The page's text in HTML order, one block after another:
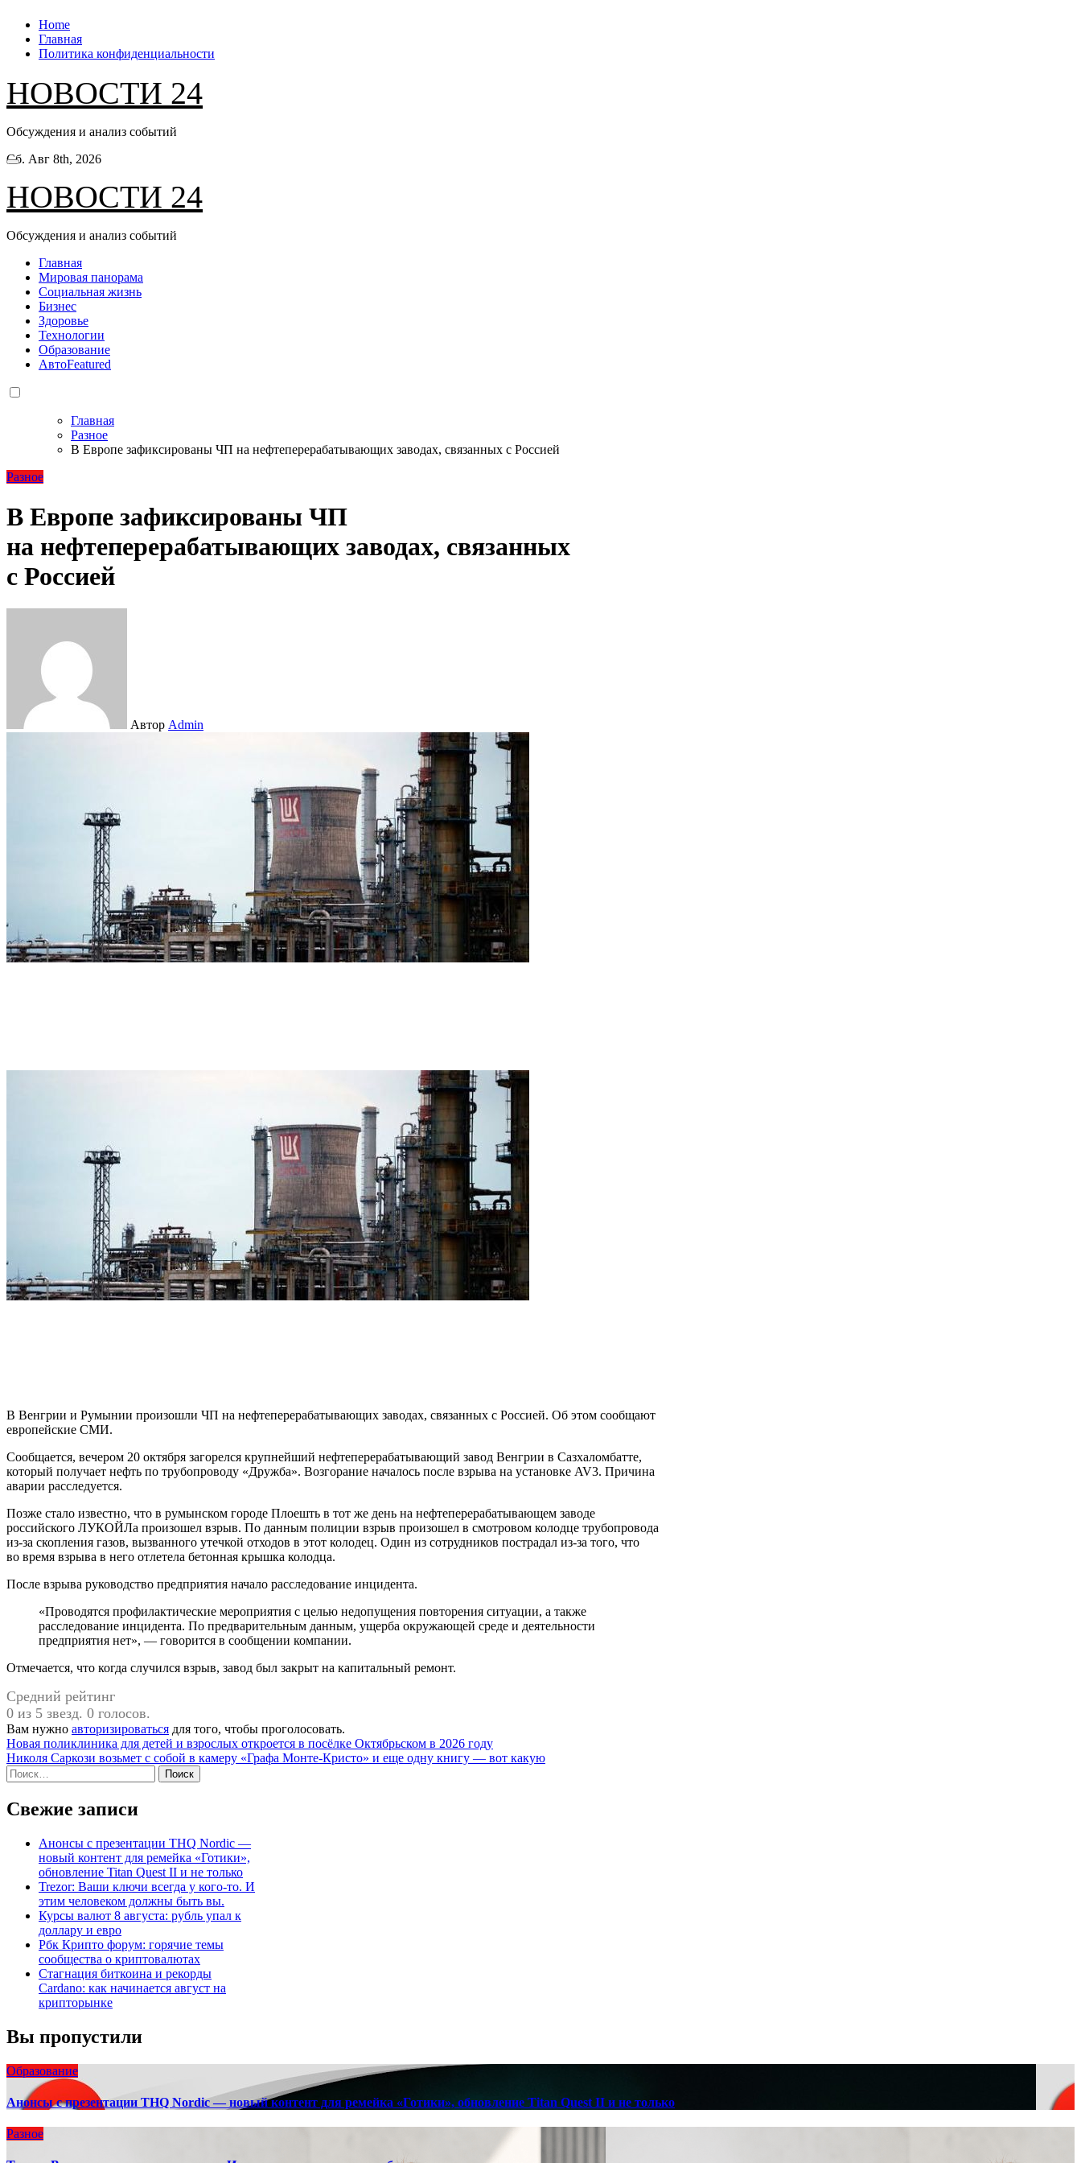
Перейти
содержанию
Home
Главная
Политика конфиденциальности
НОВОСТИ 24
Обсуждения и анализ событий
Сб. Авг 8th, 2026
НОВОСТИ 24
Обсуждения и анализ событий
Главная
Мировая панорама
Социальная жизнь
Бизнес
Здоровье
Технологии
Образование
АвтоFeatured
Главная
Разное
В Европе зафиксированы ЧП на нефтеперерабатывающих заводах, связанных с Россией
Разное
В Европе зафиксированы ЧП
на нефтеперерабатывающих заводах, связанных
с Россией
Автор Admin
В Венгрии и Румынии произошли ЧП на нефтеперерабатывающих заводах, связанных с Россией. Об этом сообщают
европейские СМИ.
Сообщается, вечером 20 октября загорелся крупнейший нефтеперерабатывающий завод Венгрии в Сазхаломбатте,
который получает нефть по трубопроводу «Дружба». Возгорание началось после взрыва на установке AV3. Причина
аварии расследуется.
Позже стало известно, что в румынском городе Плоешть в тот же день на нефтеперерабатывающем заводе
российского ЛУКОЙЛа произошел взрыв. По данным полиции взрыв произошел в смотровом колодце трубопровода
из-за скопления газов, вызванного утечкой отходов в этот колодец. Один из сотрудников пострадал из-за того, что
во время взрыва в него отлетела бетонная крышка колодца.
После взрыва руководство предприятия начало расследование инцидента.
«Проводятся профилактические мероприятия с целью недопущения повторения ситуации, а также
расследование инцидента. По предварительным данным, ущерба окружающей среде и деятельности
предприятия нет», — говорится в сообщении компании.
Отмечается, что когда случился взрыв, завод был закрыт на капитальный ремонт.
Средний рейтинг
0 из 5 звезд. 0 голосов.
Вам нужно авторизироваться для того, чтобы проголосовать.
Навигация
по
записям
Новая поликлиника для детей и взрослых откроется в посёлке Октябрьском в 2026 году
Николя Саркози возьмет с собой в камеру «Графа Монте-Кристо» и еще одну книгу — вот какую
Найти:
Свежие записи
Анонсы с презентации THQ Nordic —
новый контент для ремейка «Готики»,
обновление Titan Quest II и не только
Trezor: Ваши ключи всегда у кого-то. И
этим человеком должны быть вы.
Курсы валют 8 августа: рубль упал к
доллару и евро
Рбк Крипто форум: горячие темы
сообщества о криптовалютах
Стагнация биткоина и рекорды
Cardano: как начинается август на
крипторынке
Вы пропустили
Образование
Анонсы с презентации THQ Nordic — новый контент для ремейка «Готики», обновление Titan Quest II и не только
Разное